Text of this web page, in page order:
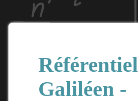
Référentiel
Galiléen -